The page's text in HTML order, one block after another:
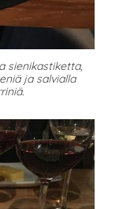
sienikastiketta,
ja salvialla